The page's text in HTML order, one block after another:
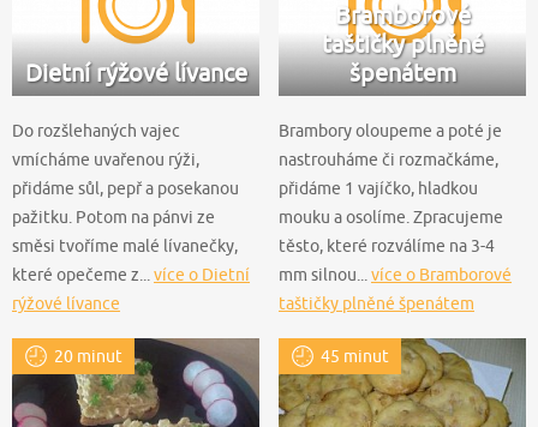
Dietní rýžové lívance
Do rozšlehaných vajec
vmícháme uvařenou rýži,
přidáme sůl, pepř a posekanou
pažitku. Potom na pánvi ze
směsi tvoříme malé lívanečky,
které opečeme z...více o Dietní
rýžové lívance
Bramborové
taštičky plněné
špenátem
Brambory oloupeme a poté je
nastrouháme či rozmačkáme,
přidáme 1 vajíčko, hladkou
mouku a osolíme. Zpracujeme
těsto, které rozválíme na 3-4
mm silnou...více o Bramborové
taštičky plněné špenátem
20 minut 45 minut